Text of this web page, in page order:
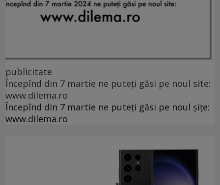
publicitate
Începînd din 7 martie ne puteți găsi pe noul site:
www.dilema.ro
Începînd din 7 martie ne puteți găsi pe noul șițe:
www.dilema.ro